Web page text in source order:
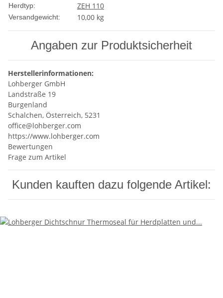
Herdtyp: ZEH 110
Versandgewicht: 10,00 kg
Angaben zur Produktsicherheit
Herstellerinformationen:
Lohberger GmbH
Landstraße 19
Burgenland
Schalchen, Österreich, 5231
office@lohberger.com
https://www.lohberger.com
Bewertungen
Frage zum Artikel
Kunden kauften dazu folgende Artikel: